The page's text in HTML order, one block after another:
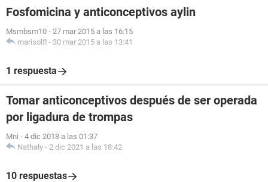
Fosfomicina y anticonceptivos aylin
Msmbsm10 - 27 mar 2015 a las 16:15
marisolfl - 30 mar 2015 a las 13:41
1 respuesta
Tomar anticonceptivos después de ser operada
por ligadura de trompas
Mni - 4 dic 2018 a las 01:37
Nathaly - 2 dic 2021 a las 18:42
10 respuestas